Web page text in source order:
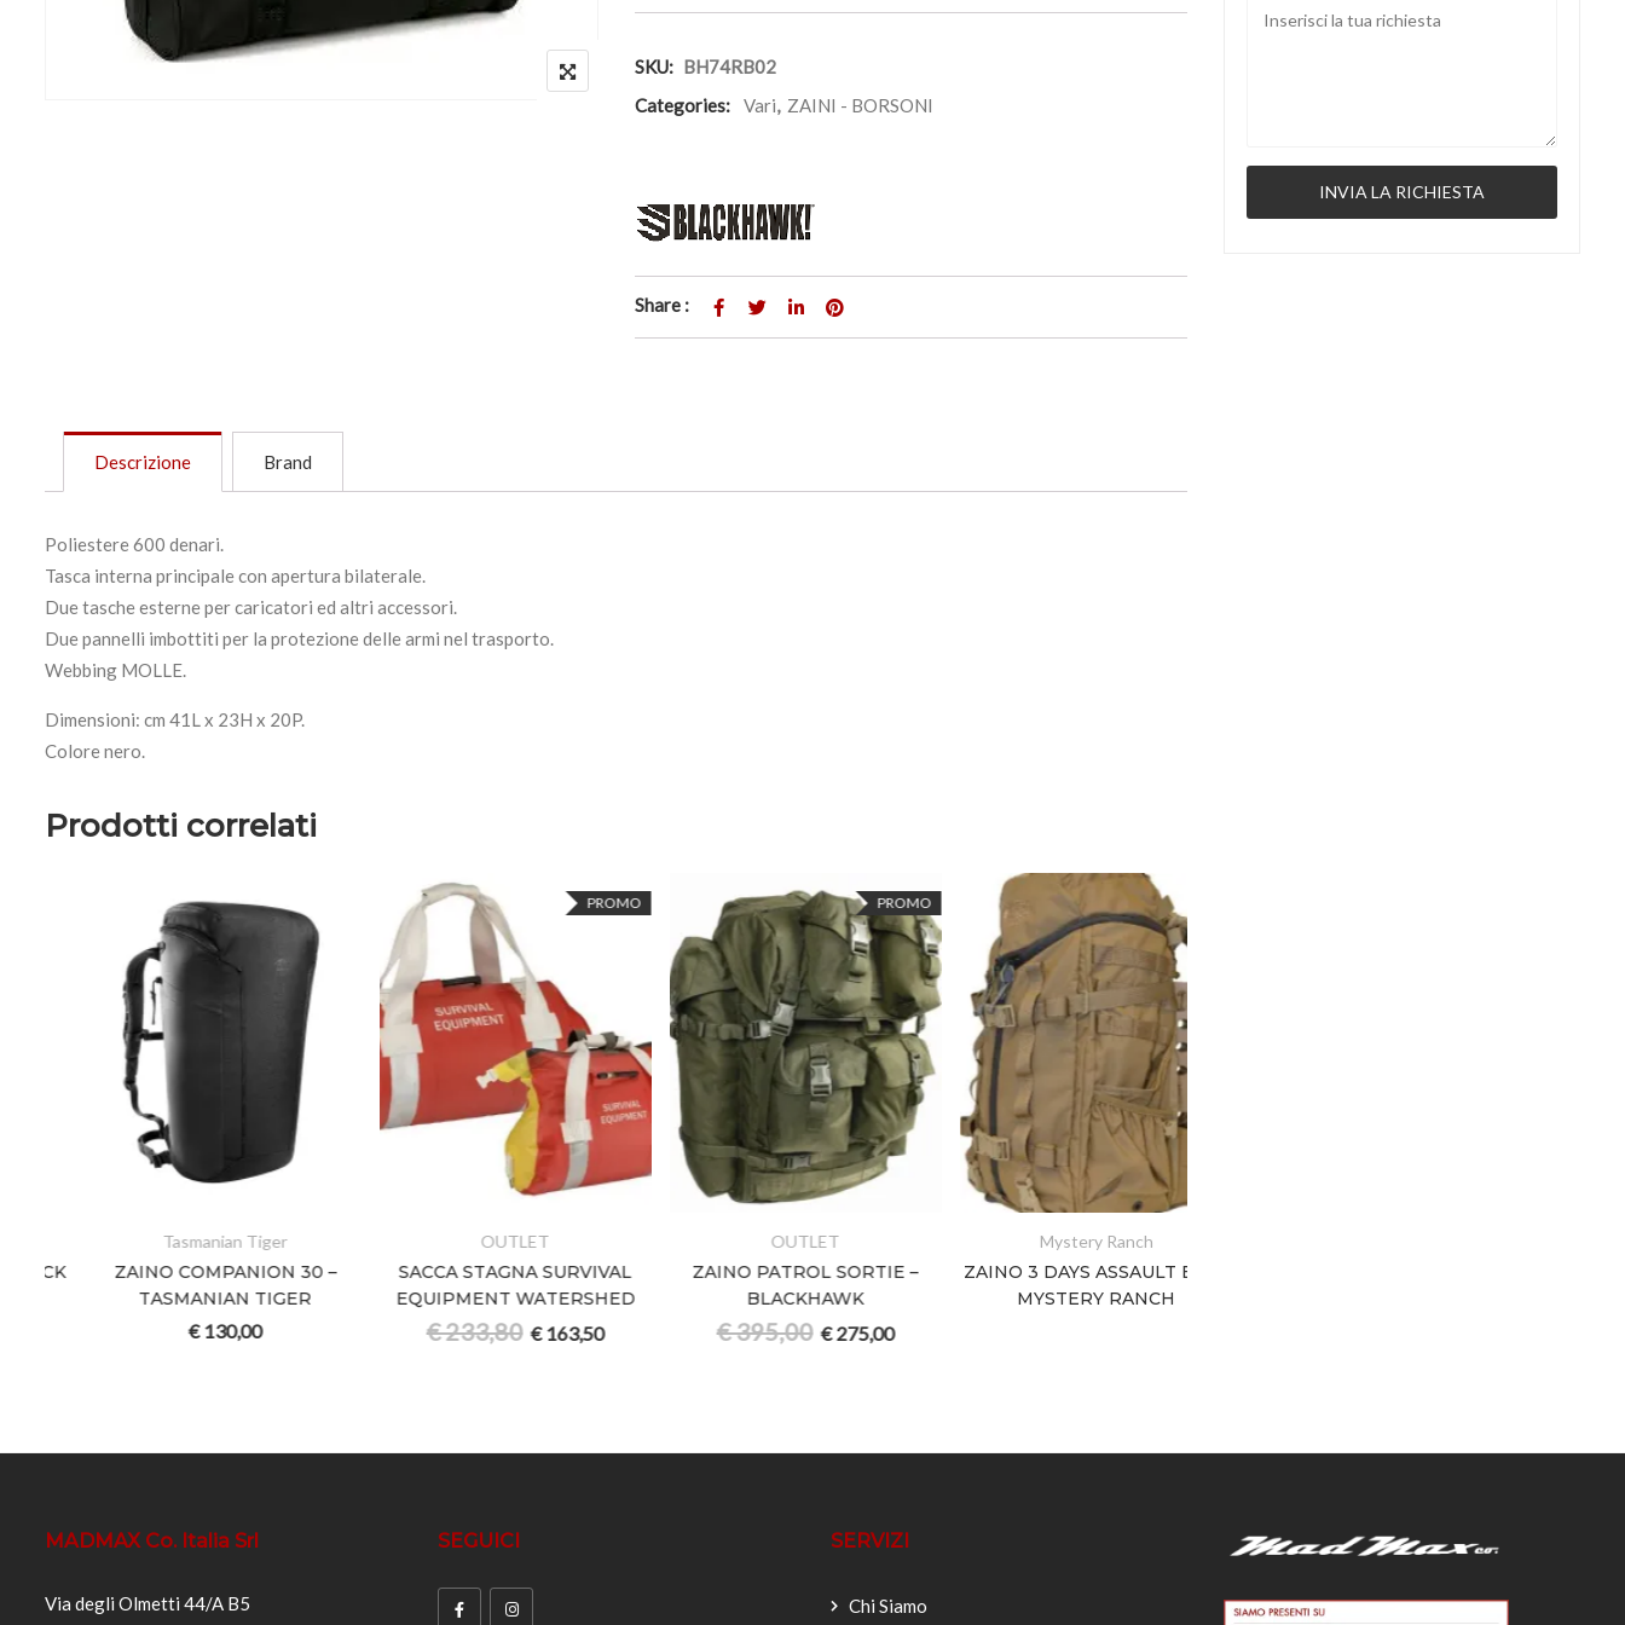
SKU: BH74RB02
Categories:
Vari, ZAINI - BORSONI
Share :
Descrizione Brand
Poliestere 600 denari.
Tasca interna principale con apertura bilaterale.
Due tasche esterne per caricatori ed altri accessori.
Due pannelli imbottiti per la protezione delle armi nel trasporto.
Webbing MOLLE.
Dimensioni: cm 41L x 23H x 20P.
Colore nero.
Prodotti correlati
Tasmanian Tiger
ZAINO COMPANION 30 –
TASMANIAN TIGER
130,00
PROMO
OUTLET
SACCA STAGNA SURVIVAL
EQUIPMENT WATERSHED
233,80 €163,50
PROMO
OUTLET
ZAINO PATROL SORTIE –
BLACKHAWK
395,00 €275,00
Mystery Ranch
ZAINO 3 DAYS ASSAULT BVS –
MYSTERY RANCH
MADMAX Co. Italia Srl
Via degli Olmetti 44/A B5
SEGUICI SERVIZI
Chi Siamo